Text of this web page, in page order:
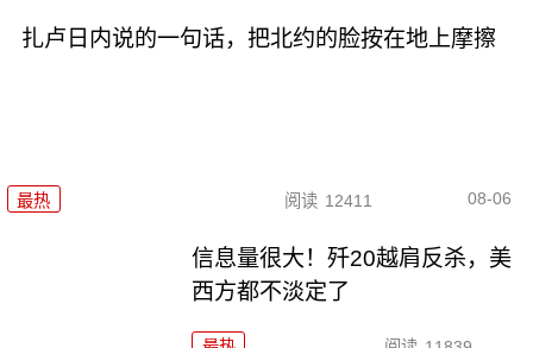
扎卢日内说的一句话，把北约的脸按在地上摩擦
最热 阅读 12411 08-06
信息量很大！歼20越肩反杀，美
西方都不淡定了